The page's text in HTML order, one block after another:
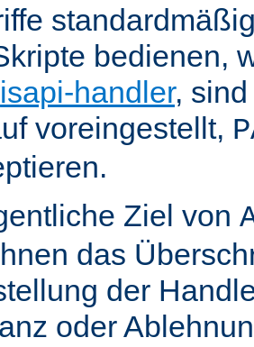
bedienen,
isapi-handler,
voreingestellt,
Ziel von
das
der
oder